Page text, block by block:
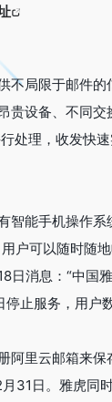
不局限于邮件
贵设备、不同
处理，收发快
智能手机操作系
户可以随时随地
日消息：“中国
停止服务，用户
阿里云邮箱来保
31日。雅虎同